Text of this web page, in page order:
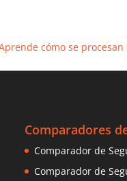
cómo se
Comparadores
Comparador de
Comparador de